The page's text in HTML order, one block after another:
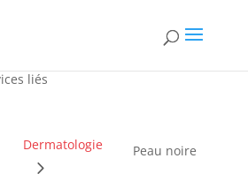
liés
Dermatologie Peau noire